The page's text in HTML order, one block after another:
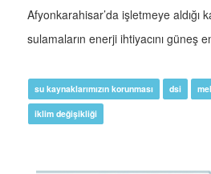
Afyonkarahisar’da işletmeye aldığı
sulamaların enerji ihtiyacını güneş
su kaynaklarımızın korunması dsi
iklim değişikliği